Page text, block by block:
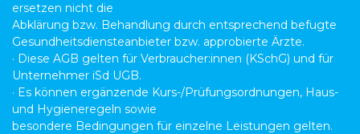
ersetzen nicht die
Abklärung bzw. Behandlung durch entsprechend befugte
Gesundheitsdiensteanbieter bzw. approbierte Ärzte.
· Diese AGB gelten für Verbraucher:innen (KSchG) und für
Unternehmer iSd UGB.
· Es können ergänzende Kurs-/Prüfungsordnungen, Haus-
und Hygieneregeln sowie
besondere Bedingungen für einzelne Leistungen gelten.